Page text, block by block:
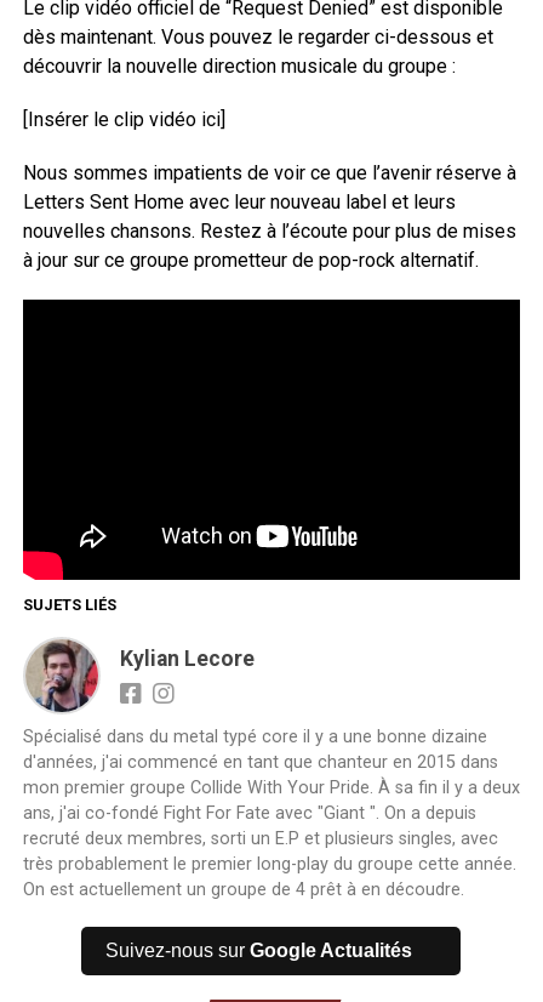
Le clip vidéo officiel de “Request Denied” est disponible
dès maintenant. Vous pouvez le regarder ci-dessous et
découvrir la nouvelle direction musicale du groupe :
[Insérer le clip vidéo ici]
Nous sommes impatients de voir ce que l’avenir réserve à
Letters Sent Home avec leur nouveau label et leurs
nouvelles chansons. Restez à l’écoute pour plus de mises
à jour sur ce groupe prometteur de pop-rock alternatif.
SUJETS LIÉS
Kylian Lecore
Spécialisé dans du metal typé core il y a une bonne dizaine
d'années, j'ai commencé en tant que chanteur en 2015 dans
mon premier groupe Collide With Your Pride. À sa fin il y a deux
ans, j'ai co-fondé Fight For Fate avec "Giant ". On a depuis
recruté deux membres, sorti un E.P et plusieurs singles, avec
très probablement le premier long-play du groupe cette année.
On est actuellement un groupe de 4 prêt à en découdre.
Suivez-nous surGoogle Actualités